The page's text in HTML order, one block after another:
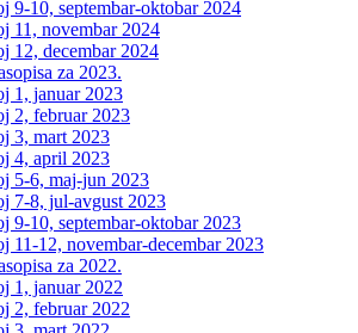
9-10, septembar-oktobar 2024
11, novembar 2024
12, decembar 2024
za 2023.
1, januar 2023
2, februar 2023
3, mart 2023
4, april 2023
5-6, maj-jun 2023
7-8, jul-avgust 2023
9-10, septembar-oktobar 2023
11-12, novembar-decembar 2023
za 2022.
1, januar 2022
2, februar 2022